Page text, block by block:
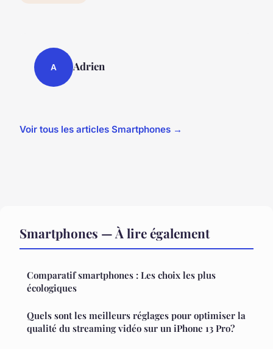
A Adrien
Voir tous les articles Smartphones →
Smartphones — À lire également
Comparatif smartphones : Les choix les plus
écologiques
Quels sont les meilleurs réglages pour optimiser la
qualité du streaming vidéo sur un iPhone 13 Pro?